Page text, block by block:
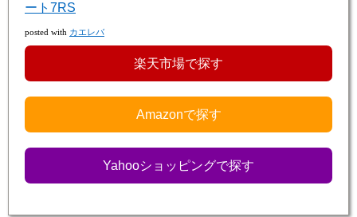
ート7RS
posted with カエレバ
楽天市場で探す
Amazonで探す
Yahooショッピングで探す